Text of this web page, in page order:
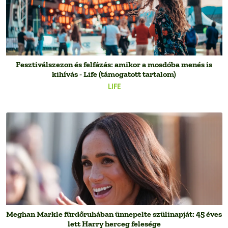
LIFE
Fesztiválszezon és felfázás: amikor a mosdóba menés is
kihívás - Life (támogatott tartalom)
Meghan Markle fürdőruhában ünnepelte szülinapját: 45 éves
lett Harry herceg felesége